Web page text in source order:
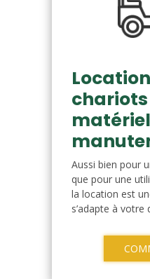
Aussi bien pour
que pour une
la location est
s’adapte à votre